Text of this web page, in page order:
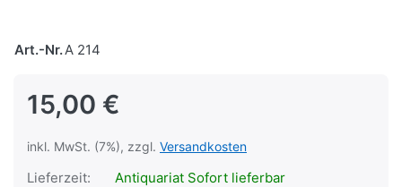
Art.-Nr.A 214
15,00 €
inkl. MwSt. (7%), zzgl. Versandkosten
Lieferzeit: Antiquariat Sofort lieferbar